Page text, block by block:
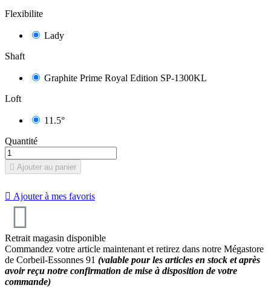
Flexibilite
Lady
Shaft
Graphite Prime Royal Edition SP-1300KL
Loft
11.5°
Quantité
 Ajouter au panier
 Ajouter à mes favoris
Retrait magasin disponible
Commandez votre article maintenant et retirez dans notre Mégastore
de Corbeil-Essonnes 91 (valable pour les articles en stock et après
avoir reçu notre confirmation de mise à disposition de votre
commande)